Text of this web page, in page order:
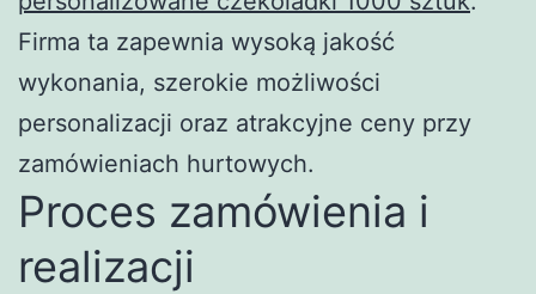
Firma ta zapewnia wysoką jakość
wykonania, szerokie możliwości
personalizacji oraz atrakcyjne ceny przy
zamówieniach hurtowych.
Proces zamówienia i
realizacji